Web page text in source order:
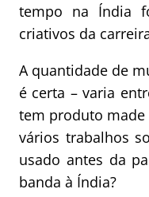
tempo na Índia
criativos da
A quantidade de
é certa – varia
tem produto made
vários trabalhos
usado antes da
banda à Índia?